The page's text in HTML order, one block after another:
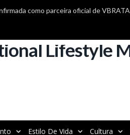
Estilo De Vida Cultura